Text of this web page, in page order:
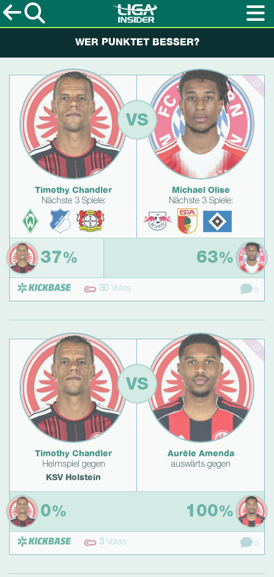
WER PUNKTET BESSER?
Timothy Chandler
Nächste 3 Spiele:
VS
Michael Olise
Nächste 3 Spiele:
37% 63%
30 Votes 0
Timothy Chandler
Heimspiel gegen
KSV Holstein
VS
Aurèle Amenda
auswärts gegen
0% 100%
3Votes 0